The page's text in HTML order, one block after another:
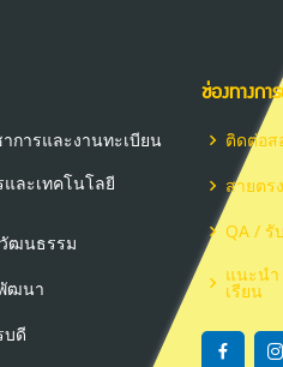
การและงานทะเบียน
ละเทคโนโลยี
ฒนธรรม
ฒนา
บดี
ช่องทางก
ติดต่อส
สายตร
QA / รั
แนะนำ
เรียน